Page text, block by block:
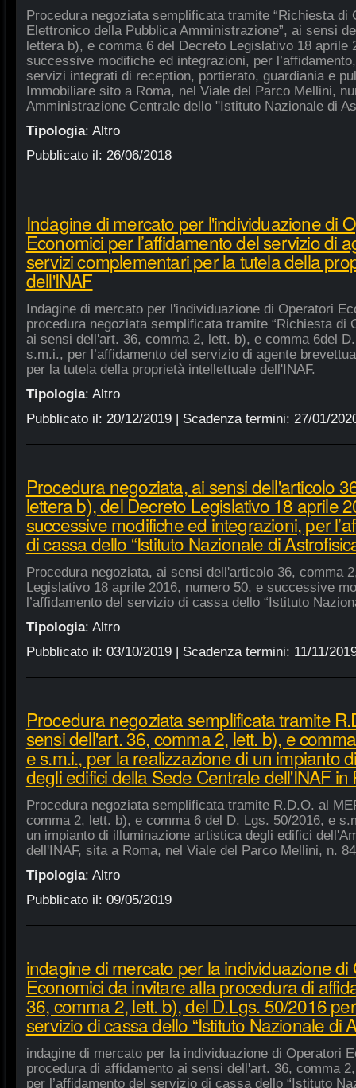
Procedura negoziata semplificata tramite “Richiesta di
Elettronico della Pubblica Amministrazione”, ai sensi
lettera b), e comma 6 del Decreto Legislativo 18 aprile
successive modifiche ed integrazioni, per
servizi integrati di reception, portierato, guardiania e
Immobiliare sito a Roma, nel Viale del Parco Mellini,
Amministrazione Centrale dello "Istituto Nazionale di
Tipologia: Altro
Pubblicato il: 26/06/2018
Indagine di mercato per l'individuazione di
Economici per l’affidamento del servizio di
servizi complementari per la tutela della
dell'INAF
Indagine di mercato per l'individuazione di Operatori
procedura negoziata semplificata tramite “Richiesta di
ai sensi dell'art. 36, comma 2, lett. b), e comma 6del
s.m.i., per l’affidamento del servizio di agente
per la tutela della proprietà intellettuale dell'INAF.
Tipologia: Altro
Pubblicato il: 20/12/2019| Scadenza termini: 27/01/
Procedura negoziata, ai sensi dell'articolo
lettera b), del Decreto Legislativo 18 aprile
successive modifiche ed integrazioni, per
di cassa dello “Istituto Nazionale di
Procedura negoziata, ai sensi dell'articolo 36, comma
Legislativo 18 aprile 2016, numero 50, e successive
l’affidamento del servizio di cassa dello “Istituto
Tipologia: Altro
Pubblicato il: 03/10/2019| Scadenza termini: 11/11/
Procedura negoziata semplificata tramite
sensi dell'art. 36, comma 2, lett. b), e
e s.m.i., per la realizzazione di un impianto
degli edifici della Sede Centrale dell'INAF in
Procedura negoziata semplificata tramite R.D.O. al
comma 2, lett. b), e comma 6 del D. Lgs. 50/2016, e
un impianto di illuminazione artistica degli edifici
dell'INAF, sita a Roma, nel Viale del Parco Mellini, n. 84
Tipologia: Altro
Pubblicato il: 09/05/2019
indagine di mercato per la individuazione di
Economici da invitare alla procedura di
36, comma 2, lett. b), del D.Lgs. 50/2016
servizio di cassa dello “Istituto Nazionale di
indagine di mercato per la individuazione di Operatori
procedura di affidamento ai sensi dell'art. 36, comma
per l’affidamento del servizio di cassa dello “Istituto